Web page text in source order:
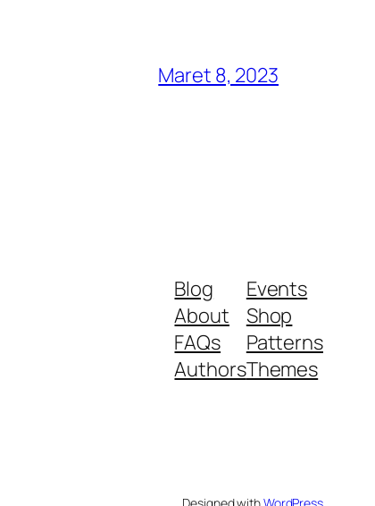
Maret 8, 2023
Blog
About
FAQs
Authors
Events
Shop
Patterns
Themes